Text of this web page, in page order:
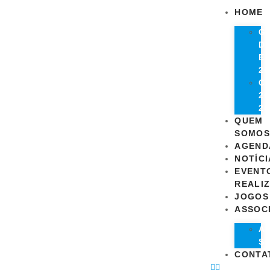
HOME
QUEM
SOMOS
JOGOS